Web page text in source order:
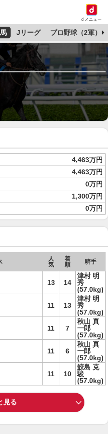
dメニュー
Jリーグ プロ野球（2軍）
4,463万円
4,463万円
0万円
1,300万円
0万円
人
気
着
順
騎手
13 14
津村 明
秀
(57.0kg)
11 13
津村 明
秀
(57.0kg)
11 7
秋山 真
一郎
(57.0kg)
11 6
秋山 真
一郎
(57.0kg)
11 10
鮫島 克
駿
(57.0kg)
見る